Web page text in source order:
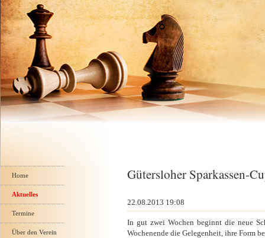
Gütersloher Sparkassen-
22.08.2013 19:08
In gut zwei Wochen beginnt die neue
Wochenende die Gelegenheit, ihre Form
Navigation
überspringen
Home
Aktuelles
Termine
Über den Verein